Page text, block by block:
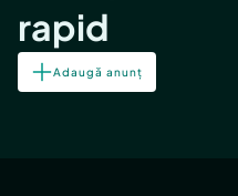
rapid
Adaugă anunț